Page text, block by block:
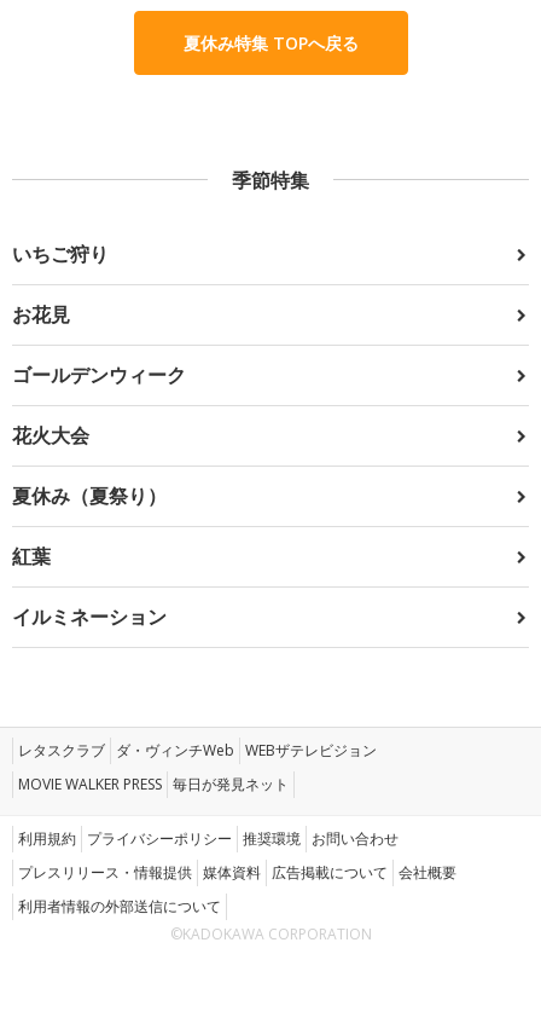
夏休み特集 TOPへ戻る
季節特集
いちご狩り
お花見
ゴールデンウィーク
花火大会
夏休み（夏祭り）
紅葉
イルミネーション
レタスクラブ ダ・ヴィンチWeb WEBザテレビジョン
MOVIE WALKER PRESS 毎日が発見ネット
利用規約 プライバシーポリシー 推奨環境 お問い合わせ
プレスリリース・情報提供 媒体資料 広告掲載について 会社概要
利用者情報の外部送信について
©KADOKAWA CORPORATION